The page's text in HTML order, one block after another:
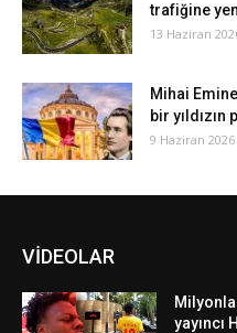
trafiğine
13 Haziran
Mihai
bir
9 Haziran 2026
VİDEOLAR
yayıncı